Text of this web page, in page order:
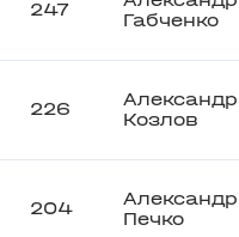
247
Габченко
226
Александр
Козлов
204
Александр
Печко